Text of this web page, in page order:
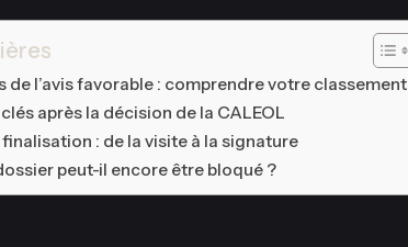
de l’avis favorable : comprendre votre classement
après la décision de la CALEOL
: de la visite à la signature
peut-il encore être bloqué ?